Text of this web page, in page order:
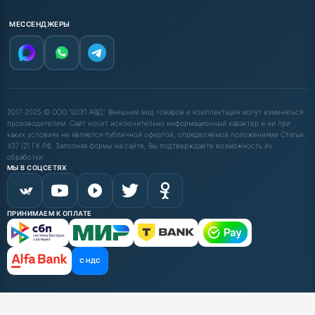
МЕССЕНДЖЕРЫ
2017-2025 © ООО "ШОП АВД". Внешний вид товаров и комплектация могут изменяться
производителем. Сайт носит исключительно информационный характер и ни при
каких условиях не является публичной офертой, определяемой положениями Статьи
437 (2) ГК РФ. Заполняя формы на сайте, Вы подтверждаете возможность их
обработки.
МЫ В СОЦСЕТЯХ
ПРИНИМАЕМ К ОПЛАТЕ
С НДС